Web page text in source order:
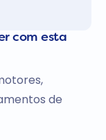
com esta
de